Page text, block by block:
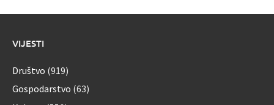
VIJESTI
Društvo (919)
Gospodarstvo (63)